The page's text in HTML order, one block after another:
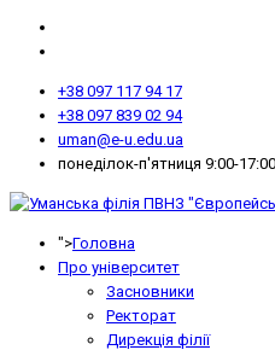
+38 097 117 94 17
+38 097 839 02 94
uman@e-u.edu.ua
понеділок-п'ятниця 9:00-17:00
">Головна
Про університет
Засновники
Ректорат
Дирекція філії